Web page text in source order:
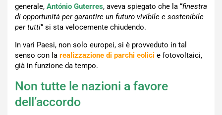
generale, António Guterres, aveva spiegato che la “finestra
di opportunità per garantire un futuro vivibile e sostenibile
per tutti” si sta velocemente chiudendo.
In vari Paesi, non solo europei, si è provveduto in tal
senso con la realizzazione di parchi eolici e fotovoltaici,
già in funzione da tempo.
Non tutte le nazioni a favore
dell’accordo